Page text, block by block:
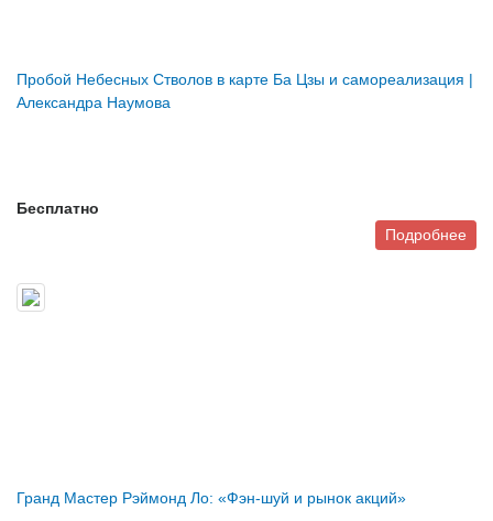
Пробой Небесных Стволов в карте Ба Цзы и самореализация |
Александра Наумова
Бесплатно
Подробнее
Гранд Мастер Рэймонд Ло: «Фэн-шуй и рынок акций»